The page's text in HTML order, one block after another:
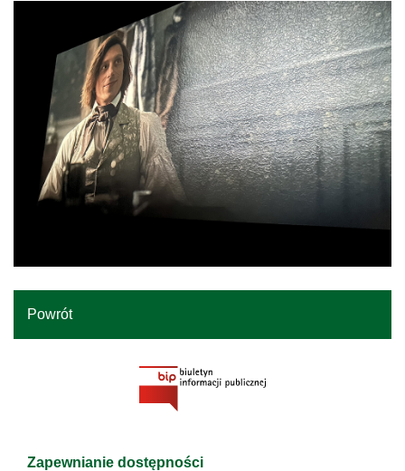
Powrót
Zapewnianie dostępności